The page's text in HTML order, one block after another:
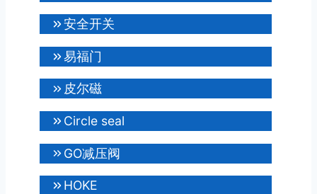
安全开关
易福门
皮尔磁
Circle seal
GO减压阀
HOKE